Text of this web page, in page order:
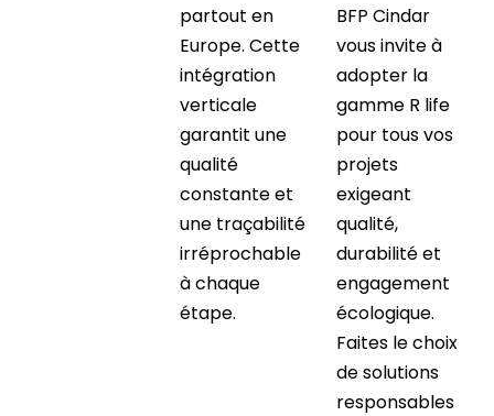
partout en
Europe. Cette
intégration
verticale
garantit une
qualité
constante et
une traçabilité
irréprochable
à chaque
étape.
BFP Cindar
vous invite à
adopter la
gamme R life
pour tous vos
projets
exigeant
qualité,
durabilité et
engagement
écologique.
Faites le choix
de solutions
responsables